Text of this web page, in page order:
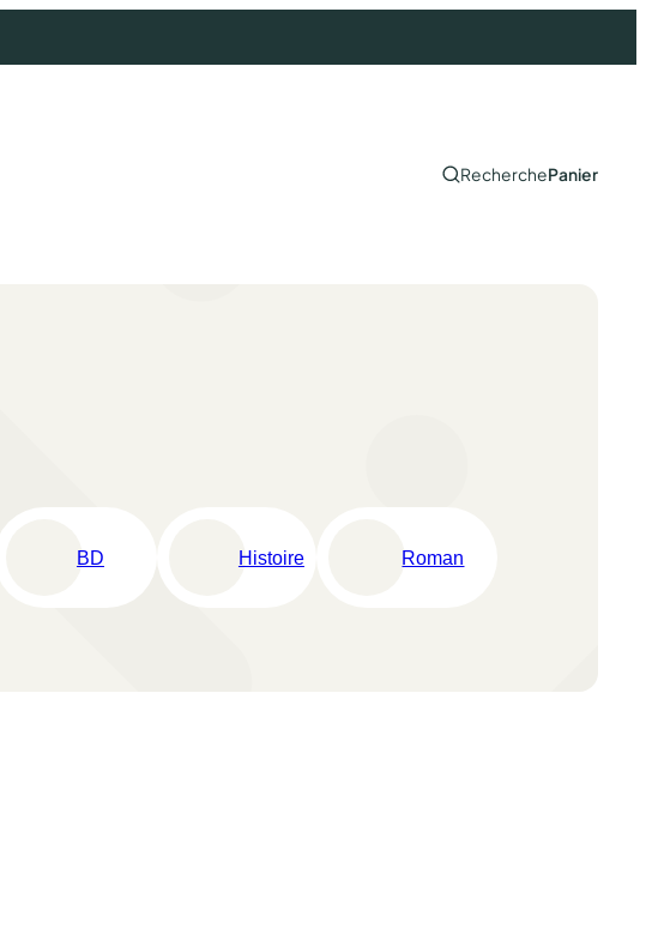
RecherchePanier
BD Histoire Roman